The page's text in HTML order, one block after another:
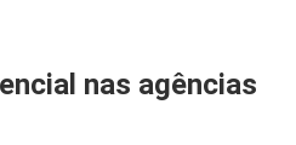
nas agências